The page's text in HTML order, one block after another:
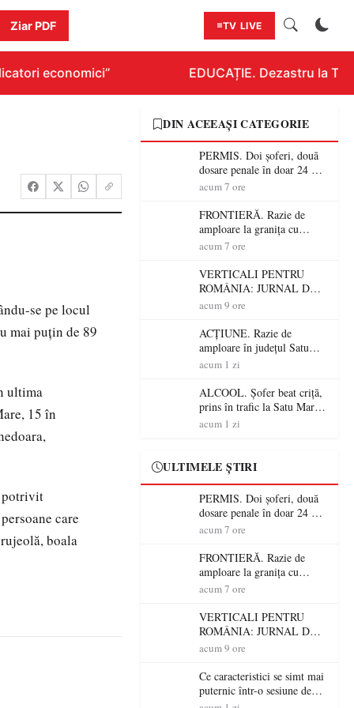
Ziar PDF TV LIVE
economici” EDUCAȚIE. Dezastru la
se pe locul
mai puțin de 89
ultima
15 în
potrivit
care
boala
DIN ACEEAȘI CATEGORIE
PERMIS. Doi șoferi, două
dosare penale în doar 24 de
ore la Petea! Unul avea
nu a avut niciodată permis
acum 7 ore
FRONTIERĂ. Razie de
amploare la granița cu
Ungaria! 800 de persoane și
verificate
acum 7 ore
VERTICALI PENTRU
ROMÂNIA: JURNAL DE
CĂLĂTORIE FIJET
acum 9 ore
ACȚIUNE. Razie de
amploare în județul Satu
Mare! Polițiștii au dat sute
șoferi fără permis într-o
singură zi
acum 1 zi
ALCOOL. Șofer beat criță,
prins în trafic la Satu Mare!
Alcoolemie uriașă
acum 1 zi
ULTIMELE ȘTIRI
PERMIS. Doi șoferi, două
dosare penale în doar 24 de
ore la Petea! Unul avea
nu a avut niciodată permis
acum 7 ore
FRONTIERĂ. Razie de
amploare la granița cu
Ungaria! 800 de persoane și
verificate
acum 7 ore
VERTICALI PENTRU
ROMÂNIA: JURNAL DE
CĂLĂTORIE FIJET
acum 9 ore
Ce caracteristici se simt mai
puternic într-o sesiune de
distracție la sloturi online: